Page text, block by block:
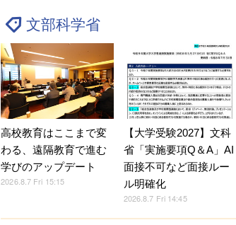
文部科学省
高校教育はここまで変
わる、遠隔教育で進む
学びのアップデート
2026.8.7 Fri 15:15
【大学受験2027】文科
省「実施要項Q＆A」AI
面接不可など面接ルー
ル明確化
2026.8.7 Fri 14:45